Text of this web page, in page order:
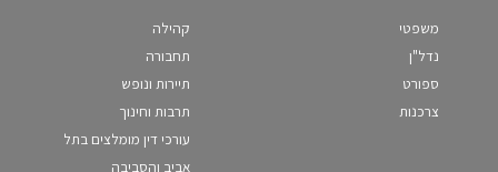
משפטי
נדל"ן
ספורט
צרכנות
קהילה
תחבורה
תיירות ונופש
תרבות וחינוך
עורכי דין מומלצים בתל
אביב והסביבה